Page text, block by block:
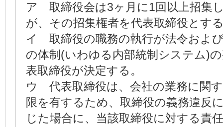
ア 取締役会は3ヶ月に1回以上招集
が、その招集権者を代表取締役とす
イ 取締役の職務の執行が法令およ
の体制(いわゆる内部統制システム)
表取締役が決定する。
ウ 代表取締役は、会社の業務に関
限を有するため、取締役の義務違反
じた場合に、当該取締役に対する責